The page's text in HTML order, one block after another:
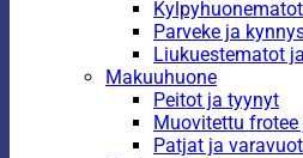
Kylpyhuonematot
Parveke ja
Liukuestematot
Makuuhuone
Peitot ja tyynyt
Muovitettu
Patjat ja